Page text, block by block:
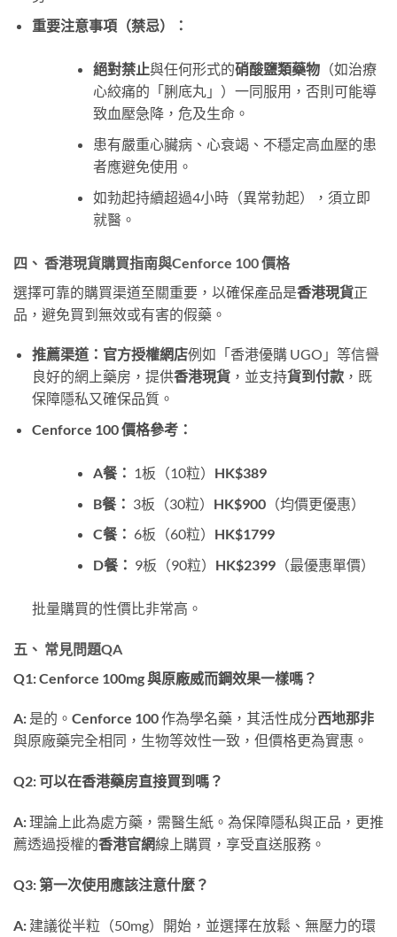
重要注意事項（禁忌）：
絕對禁止與任何形式的硝酸鹽類藥物（如治療
心絞痛的「脷底丸」）一同服用，否則可能導
致血壓急降，危及生命。
患有嚴重心臟病、心衰竭、不穩定高血壓的患
者應避免使用。
如勃起持續超過4小時（異常勃起），須立即
就醫。
四、 香港現貨購買指南與Cenforce 100 價格
選擇可靠的購買渠道至關重要，以確保產品是香港現貨正
品，避免買到無效或有害的假藥。
推薦渠道：官方授權網店例如「香港優購 UGO」等信譽
良好的網上藥房，提供香港現貨，並支持貨到付款，既
保障隱私又確保品質。
Cenforce 100 價格參考：
A餐： ​ 1板（10粒） HK$389
B餐： ​ 3板（30粒） HK$900（均價更優惠）
C餐： ​ 6板（60粒） HK$1799
D餐： ​ 9板（90粒） HK$2399（最優惠單價）
批量購買的性價比非常高。
五、 常見問題QA
Q1: Cenforce 100mg 與原廠威而鋼效果一樣嗎？
A: ​ 是的。 Cenforce 100​ 作為學名藥，其活性成分西地那非
與原廠藥完全相同，生物等效性一致，但價格更為實惠。
Q2: 可以在香港藥房直接買到嗎？
A:​ 理論上此為處方藥，需醫生紙。為保障隱私與正品，更推
薦透過授權的香港官網線上購買，享受直送服務。
Q3: 第一次使用應該注意什麼？
A: ​ 建議從半粒（50mg）開始，並選擇在放鬆、無壓力的環